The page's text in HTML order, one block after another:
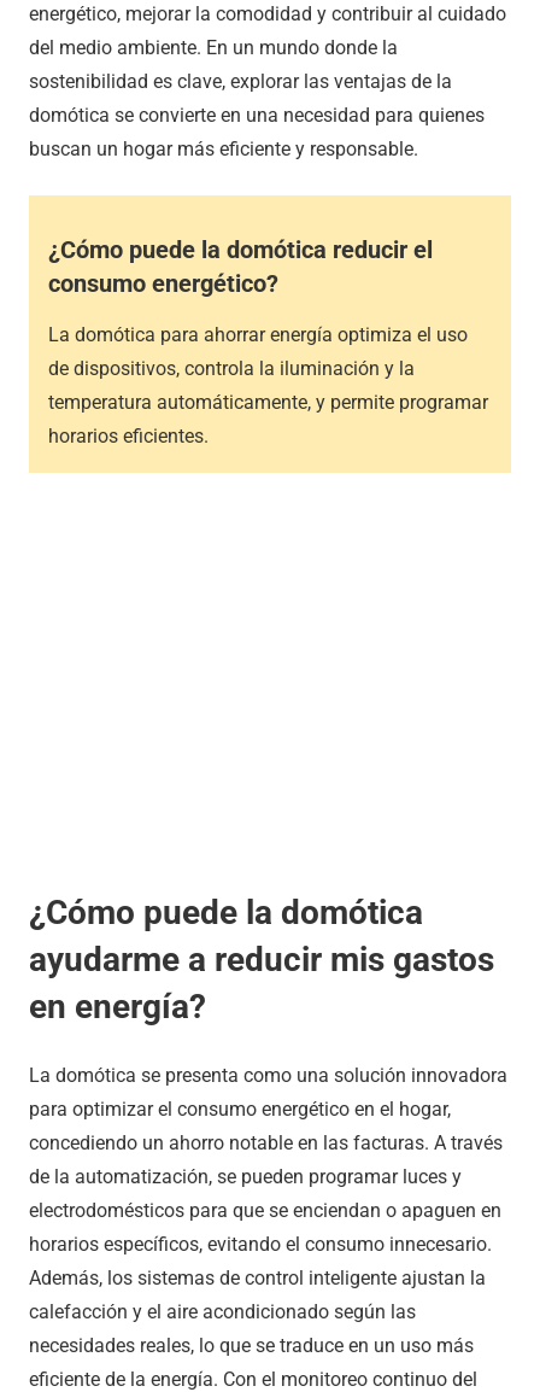
energético, mejorar la comodidad y contribuir al cuidado
del medio ambiente. En un mundo donde la
sostenibilidad es clave, explorar las ventajas de la
domótica se convierte en una necesidad para quienes
buscan un hogar más eficiente y responsable.
¿Cómo puede la domótica reducir el
consumo energético?
La domótica para ahorrar energía optimiza el uso
de dispositivos, controla la iluminación y la
temperatura automáticamente, y permite programar
horarios eficientes.
¿Cómo puede la domótica
ayudarme a reducir mis gastos
en energía?
La domótica se presenta como una solución innovadora
para optimizar el consumo energético en el hogar,
concediendo un ahorro notable en las facturas. A través
de la automatización, se pueden programar luces y
electrodomésticos para que se enciendan o apaguen en
horarios específicos, evitando el consumo innecesario.
Además, los sistemas de control inteligente ajustan la
calefacción y el aire acondicionado según las
necesidades reales, lo que se traduce en un uso más
eficiente de la energía. Con el monitoreo continuo del